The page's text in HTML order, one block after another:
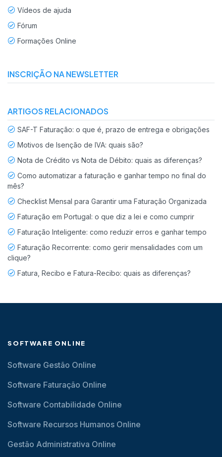
Vídeos de ajuda
Fórum
Formações Online
INSCRIÇÃO NA NEWSLETTER
ARTIGOS RELACIONADOS
SAF-T Faturação: o que é, prazo de entrega e obrigações
Motivos de Isenção de IVA: quais são?
Nota de Crédito vs Nota de Débito: quais as diferenças?
Como automatizar a faturação e ganhar tempo no final do
mês?
Checklist Mensal para Garantir uma Faturação Organizada
Faturação em Portugal: o que diz a lei e como cumprir
Faturação Inteligente: como reduzir erros e ganhar tempo
Faturação Recorrente: como gerir mensalidades com um
clique?
Fatura, Recibo e Fatura-Recibo: quais as diferenças?
SOFTWARE ONLINE
Software Gestão Online
Software Faturação Online
Software Contabilidade Online
Software Recursos Humanos Online
Gestão Administrativa Online